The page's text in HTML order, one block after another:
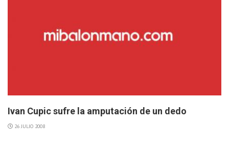
Ivan Cupic sufre la amputación de un dedo
26 JULIO 2008